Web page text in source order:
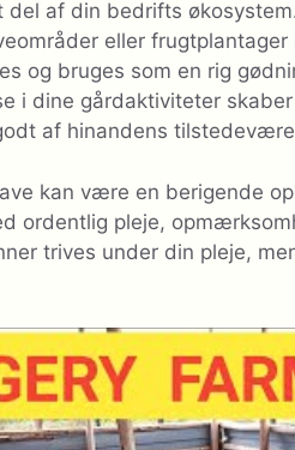
del af din bedrifts
eller
og bruges som en rig
i dine gårdaktiviteter
af hinandens
kan være en berigende
ordentlig pleje,
trives under din pleje,